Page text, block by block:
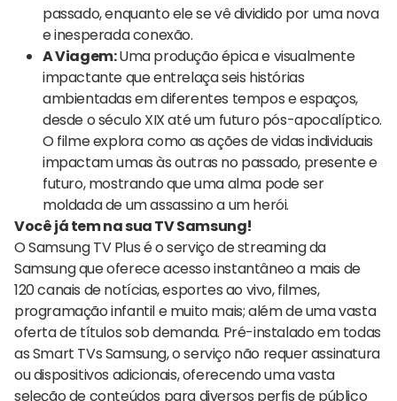
passado, enquanto ele se vê dividido por uma nova
e inesperada conexão.
A Viagem:Uma produção épica e visualmente
impactante que entrelaça seis histórias
ambientadas em diferentes tempos e espaços,
desde o século XIX até um futuro pós-apocalíptico.
O filme explora como as ações de vidas individuais
impactam umas às outras no passado, presente e
futuro, mostrando que uma alma pode ser
moldada de um assassino a um herói.
Você já tem na sua TV Samsung!
O Samsung TV Plus é o serviço de streaming da
Samsung que oferece acesso instantâneo a mais de
120 canais de notícias, esportes ao vivo, filmes,
programação infantil e muito mais; além de uma vasta
oferta de títulos sob demanda. Pré-instalado em todas
as Smart TVs Samsung, o serviço não requer assinatura
ou dispositivos adicionais, oferecendo uma vasta
seleção de conteúdos para diversos perfis de público